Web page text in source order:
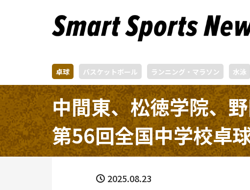
卓球 バスケットボール ランニング・マラソン 水泳
中間東、松徳学院、
第56回全国中学校卓
2025.08.23